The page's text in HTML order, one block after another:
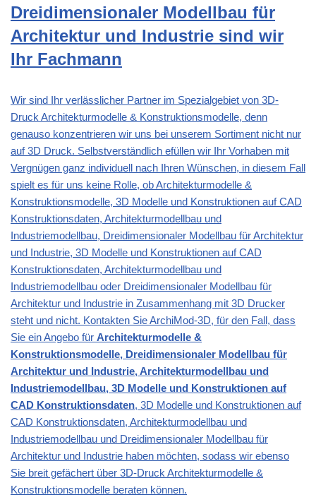
Dreidimensionaler Modellbau für
Architektur und Industrie sind wir
Ihr Fachmann
Wir sind Ihr verlässlicher Partner im Spezialgebiet von 3D-
Druck Architekturmodelle & Konstruktionsmodelle, denn
genauso konzentrieren wir uns bei unserem Sortiment nicht nur
auf 3D Druck. Selbstverständlich efüllen wir Ihr Vorhaben mit
Vergnügen ganz individuell nach Ihren Wünschen, in diesem Fall
spielt es für uns keine Rolle, ob Architekturmodelle &
Konstruktionsmodelle, 3D Modelle und Konstruktionen auf CAD
Konstruktionsdaten, Architekturmodellbau und
Industriemodellbau, Dreidimensionaler Modellbau für Architektur
und Industrie, 3D Modelle und Konstruktionen auf CAD
Konstruktionsdaten, Architekturmodellbau und
Industriemodellbau oder Dreidimensionaler Modellbau für
Architektur und Industrie in Zusammenhang mit 3D Drucker
steht und nicht. Kontakten Sie ArchiMod-3D, für den Fall, dass
Sie ein Angebo für Architekturmodelle &
Konstruktionsmodelle, Dreidimensionaler Modellbau für
Architektur und Industrie, Architekturmodellbau und
Industriemodellbau, 3D Modelle und Konstruktionen auf
CAD Konstruktionsdaten, 3D Modelle und Konstruktionen auf
CAD Konstruktionsdaten, Architekturmodellbau und
Industriemodellbau und Dreidimensionaler Modellbau für
Architektur und Industrie haben möchten, sodass wir ebenso
Sie breit gefächert über 3D-Druck Architekturmodelle &
Konstruktionsmodelle beraten können.